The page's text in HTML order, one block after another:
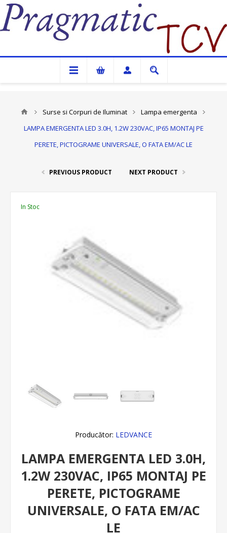
Pragmatic TCV
Surse si Corpuri de Iluminat
Lampa emergenta
LAMPA EMERGENTA LED 3.0H, 1.2W 230VAC, IP65 MONTAJ PE
PERETE, PICTOGRAME UNIVERSALE, O FATA EM/AC LE
PREVIOUS PRODUCT NEXT PRODUCT
In Stoc
Producător: LEDVANCE
LAMPA EMERGENTA LED 3.0H,
1.2W 230VAC, IP65 MONTAJ PE
PERETE, PICTOGRAME
UNIVERSALE, O FATA EM/AC
LE